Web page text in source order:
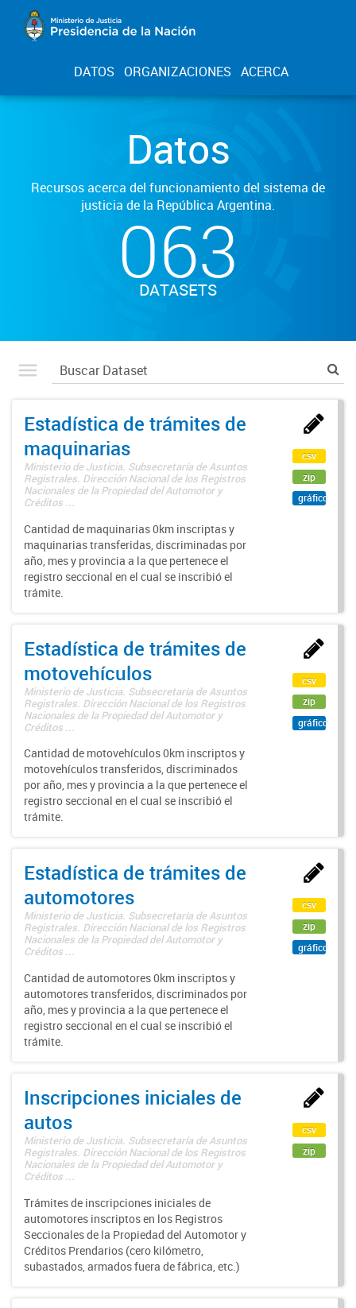
DATOS ORGANIZACIONES ACERCA
Datos
Recursos acerca del funcionamiento del sistema de
justicia de la República Argentina.
063
DATASETS
Estadística de trámites de
maquinarias
Ministerio de Justicia. Subsecretaría de Asuntos
Registrales. Dirección Nacional de los Registros
Nacionales de la Propiedad del Automotor y
Créditos ...
Cantidad de maquinarias 0km inscriptas y
maquinarias transferidas, discriminadas por
año, mes y provincia a la que pertenece el
registro seccional en el cual se inscribió el
trámite.
csv
zip
gráfico
Estadística de trámites de
motovehículos
Ministerio de Justicia. Subsecretaría de Asuntos
Registrales. Dirección Nacional de los Registros
Nacionales de la Propiedad del Automotor y
Créditos ...
Cantidad de motovehículos 0km inscriptos y
motovehículos transferidos, discriminados
por año, mes y provincia a la que pertenece el
registro seccional en el cual se inscribió el
trámite.
csv
zip
gráfico
Estadística de trámites de
automotores
Ministerio de Justicia. Subsecretaría de Asuntos
Registrales. Dirección Nacional de los Registros
Nacionales de la Propiedad del Automotor y
Créditos ...
Cantidad de automotores 0km inscriptos y
automotores transferidos, discriminados por
año, mes y provincia a la que pertenece el
registro seccional en el cual se inscribió el
trámite.
csv
zip
gráfico
Inscripciones iniciales de
autos
Ministerio de Justicia. Subsecretaría de Asuntos
Registrales. Dirección Nacional de los Registros
Nacionales de la Propiedad del Automotor y
Créditos ...
Trámites de inscripciones iniciales de
automotores inscriptos en los Registros
Seccionales de la Propiedad del Automotor y
Créditos Prendarios (cero kilómetro,
subastados, armados fuera de fábrica, etc.)
csv
zip